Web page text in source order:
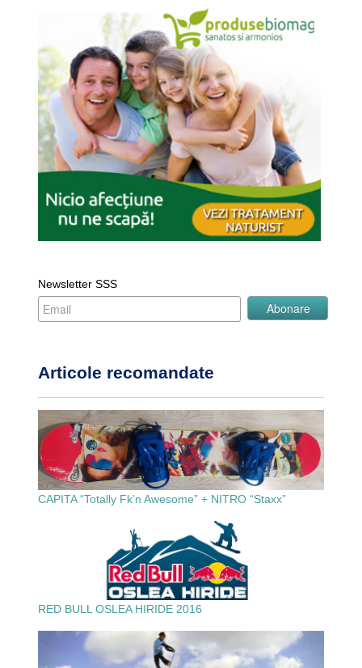
Newsletter SSS
Articole recomandate
CAPITA “Totally Fk’n Awesome” + NITRO “Staxx”
RED BULL OSLEA HIRIDE 2016